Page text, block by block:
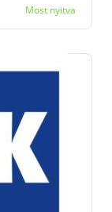
Most nyitva